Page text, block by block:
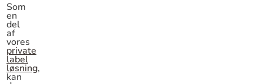
Som
en
del
af
vores
private
label
løsning,
kan